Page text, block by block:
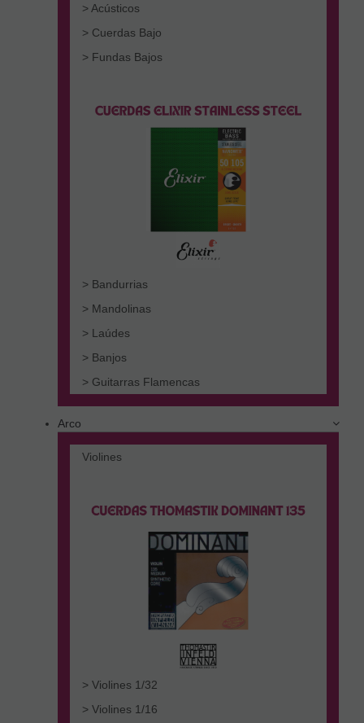
> Acústicos
> Cuerdas Bajo
> Fundas Bajos
> Bandurrias
> Mandolinas
> Laúdes
> Banjos
> Guitarras Flamencas
Arco
Violines
> Violines 1/32
> Violines 1/16